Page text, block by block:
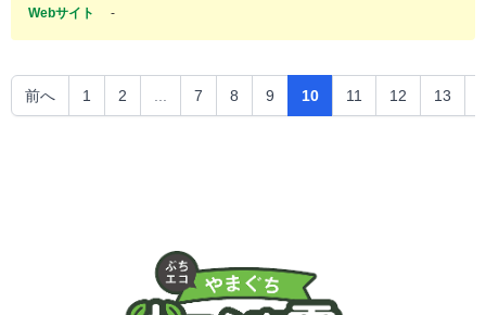
Webサイト
-
前へ 1 2 7 8 9 10 11 12 13